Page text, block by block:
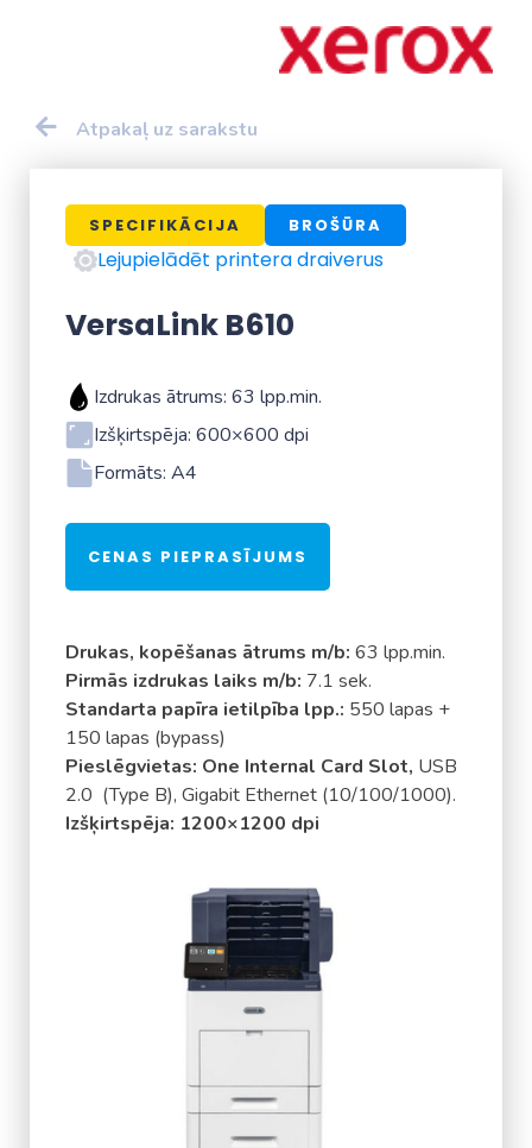
Atpakaļ uz sarakstu
SPECIFIKĀCIJA BROŠŪRA
Lejupielādēt printera draiverus
VersaLink B610
Izdrukas ātrums: 63 lpp.min.
Izšķirtspēja: 600×600 dpi
Formāts: A4
CENAS PIEPRASĪJUMS
Drukas, kopēšanas ātrums m/b: 63 lpp.min.
Pirmās izdrukas laiks m/b: 7.1 sek.
Standarta papīra ietilpība lpp.: 550 lapas +
150 lapas (bypass)
Pieslēgvietas: One Internal Card Slot, USB
2.0 (Type B), Gigabit Ethernet (10/100/1000).
Izšķirtspēja: 1200×1200 dpi